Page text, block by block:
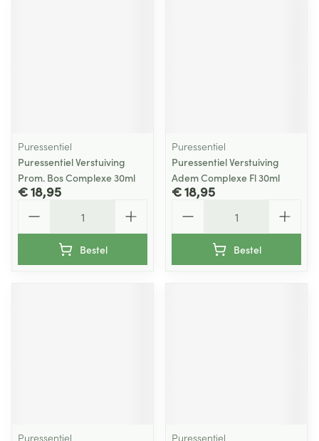
Puressentiel
Puressentiel Verstuiving
Prom. Bos Complexe 30ml
€ 18,95
Bestel
Puressentiel
Puressentiel Verstuiving
Adem Complexe Fl 30ml
€ 18,95
Bestel
Puressentiel Puressentiel